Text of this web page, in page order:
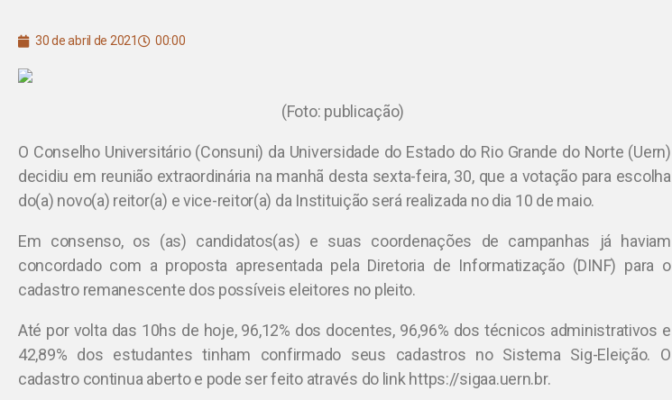
30 de abril de 2021 00:00
(Foto: publicação)
O Conselho Universitário (Consuni) da Universidade do Estado do Rio Grande do Norte (Uern)
decidiu em reunião extraordinária na manhã desta sexta-feira, 30, que a votação para escolha
do(a) novo(a) reitor(a) e vice-reitor(a) da Instituição será realizada no dia 10 de maio.
Em consenso, os (as) candidatos(as) e suas coordenações de campanhas já haviam
concordado com a proposta apresentada pela Diretoria de Informatização (DINF) para o
cadastro remanescente dos possíveis eleitores no pleito.
Até por volta das 10hs de hoje, 96,12% dos docentes, 96,96% dos técnicos administrativos e
42,89% dos estudantes tinham confirmado seus cadastros no Sistema Sig-Eleição. O
cadastro continua aberto e pode ser feito através do link https://sigaa.uern.br.